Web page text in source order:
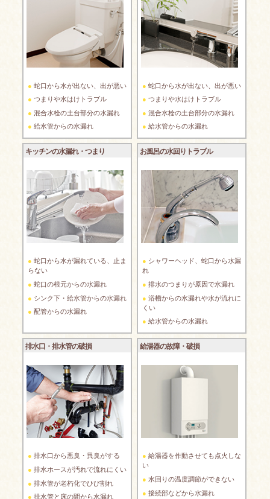
蛇口から水が出ない、出が悪い
つまりや水はけトラブル
混合水栓の土台部分の水漏れ
給水管からの水漏れ
蛇口から水が出ない、出が悪い
つまりや水はけトラブル
混合水栓の土台部分の水漏れ
給水管からの水漏れ
キッチンの水漏れ・つまり
蛇口から水が漏れている、止ま
らない
蛇口の根元からの水漏れ
シンク下・給水管からの水漏れ
配管からの水漏れ
お風呂の水回りトラブル
シャワーヘッド、蛇口から水漏
れ
排水のつまりが原因で水漏れ
浴槽からの水漏れや水が流れに
くい
給水管からの水漏れ
排水口・排水管の破損
排水口から悪臭・異臭がする
排水ホースが汚れで流れにくい
排水管が老朽化でひび割れ
排水管と床の間から水漏れ
給湯器の故障・破損
給湯器を作動させても点火しな
い
水回りの温度調節ができない
接続部などから水漏れ